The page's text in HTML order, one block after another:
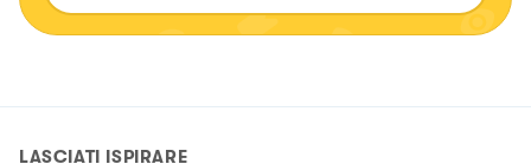
LASCIATI ISPIRARE